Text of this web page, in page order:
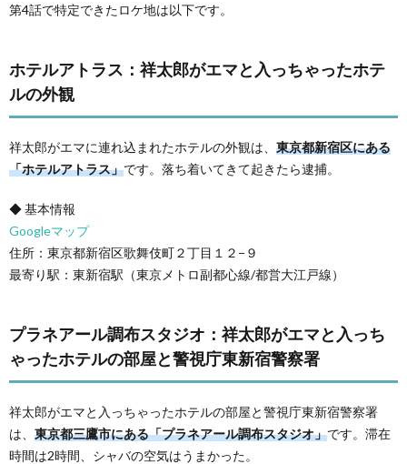
第4話で特定できたロケ地は以下です。
ホテルアトラス：祥太郎がエマと入っちゃったホテ
ルの外観
祥太郎がエマに連れ込まれたホテルの外観は、 東京都新宿区にある
「ホテルアトラス」です。落ち着いてきて起きたら逮捕。
◆ 基本情報
Googleマップ
住所：東京都新宿区歌舞伎町２丁目１２−９
最寄り駅：東新宿駅（東京メトロ副都心線/都営大江戸線）
プラネアール調布スタジオ：祥太郎がエマと入っち
ゃったホテルの部屋と警視庁東新宿警察署
祥太郎がエマと入っちゃったホテルの部屋と警視庁東新宿警察署
は、 東京都三鷹市にある「プラネアール調布スタジオ」です。滞在
時間は2時間、シャバの空気はうまかった。